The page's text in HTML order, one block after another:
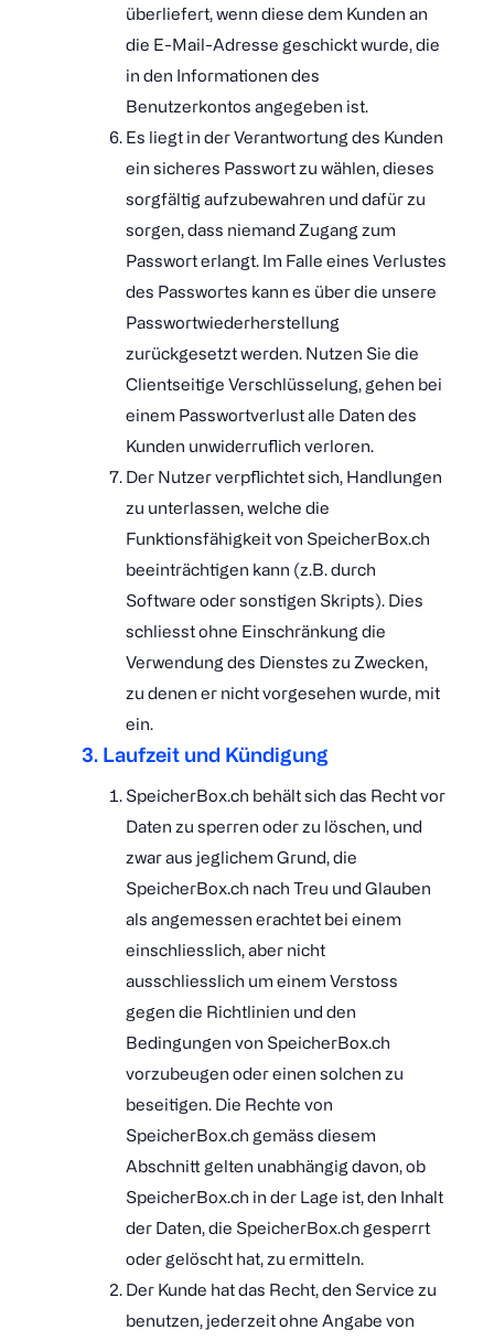
überliefert, wenn diese dem Kunden an
die E-Mail-Adresse geschickt wurde, die
in den Informationen des
Benutzerkontos angegeben ist.
Es liegt in der Verantwortung des Kunden
ein sicheres Passwort zu wählen, dieses
sorgfältig aufzubewahren und dafür zu
sorgen, dass niemand Zugang zum
Passwort erlangt. Im Falle eines Verlustes
des Passwortes kann es über die unsere
Passwortwiederherstellung
zurückgesetzt werden. Nutzen Sie die
Clientseitige Verschlüsselung, gehen bei
einem Passwortverlust alle Daten des
Kunden unwiderruflich verloren.
Der Nutzer verpflichtet sich, Handlungen
zu unterlassen, welche die
Funktionsfähigkeit von SpeicherBox.ch
beeinträchtigen kann (z.B. durch
Software oder sonstigen Skripts). Dies
schliesst ohne Einschränkung die
Verwendung des Dienstes zu Zwecken,
zu denen er nicht vorgesehen wurde, mit
ein.
3. Laufzeit und Kündigung
SpeicherBox.ch behält sich das Recht vor
Daten zu sperren oder zu löschen, und
zwar aus jeglichem Grund, die
SpeicherBox.ch nach Treu und Glauben
als angemessen erachtet bei einem
einschliesslich, aber nicht
ausschliesslich um einem Verstoss
gegen die Richtlinien und den
Bedingungen von SpeicherBox.ch
vorzubeugen oder einen solchen zu
beseitigen. Die Rechte von
SpeicherBox.ch gemäss diesem
Abschnitt gelten unabhängig davon, ob
SpeicherBox.ch in der Lage ist, den Inhalt
der Daten, die SpeicherBox.ch gesperrt
oder gelöscht hat, zu ermitteln.
Der Kunde hat das Recht, den Service zu
benutzen, jederzeit ohne Angabe von